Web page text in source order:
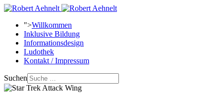
">Willkommen
Inklusive Bildung
Informationsdesign
Ludothek
Kontakt / Impressum
Suchen